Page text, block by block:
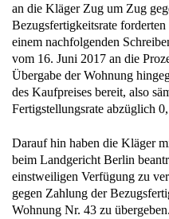
an die Kläger Zug um Zug
Bezugsfertigkeitsrate
einem nachfolgenden
vom 16. Juni 2017 an die
Übergabe der Wohnung
des Kaufpreises bereit, also
Fertigstellungsrate abzüglich
Darauf hin haben die Kläger
beim Landgericht Berlin
einstweiligen Verfügung zu
gegen Zahlung der
Wohnung Nr. 43 zu